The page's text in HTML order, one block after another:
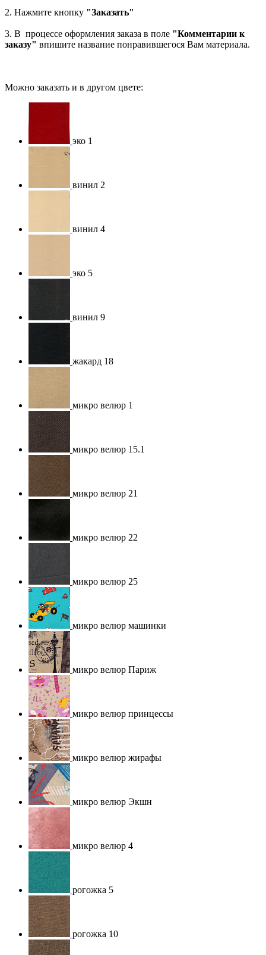
2. Нажмите кнопку "Заказать"
3. В процессе оформления заказа в поле "Комментарии к
заказу" впишите название понравившегося Вам материала.
Можно заказать и в другом цвете:
эко 1
винил 2
винил 4
эко 5
винил 9
жакард 18
микро велюр 1
микро велюр 15.1
микро велюр 21
микро велюр 22
микро велюр 25
микро велюр машинки
микро велюр Париж
микро велюр принцессы
микро велюр жирафы
микро велюр Экшн
микро велюр 4
рогожка 5
рогожка 10